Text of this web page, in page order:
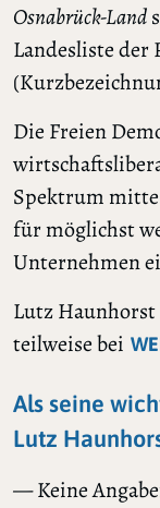
Osnabrück-Land
Landesliste der
Die Freien
Spektrum
für möglichst
Unternehmen
Lutz
teilweise bei
Als seine
Lutz
— Keine